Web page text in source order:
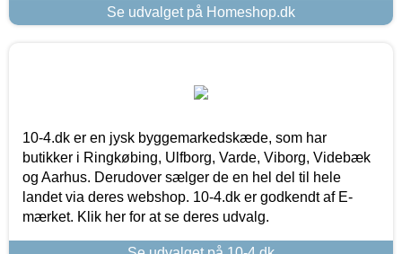
Se udvalget på Homeshop.dk
10-4.dk er en jysk byggemarkedskæde, som har
butikker i Ringkøbing, Ulfborg, Varde, Viborg, Videbæk
og Aarhus. Derudover sælger de en hel del til hele
landet via deres webshop. 10-4.dk er godkendt af E-
mærket. Klik her for at se deres udvalg.